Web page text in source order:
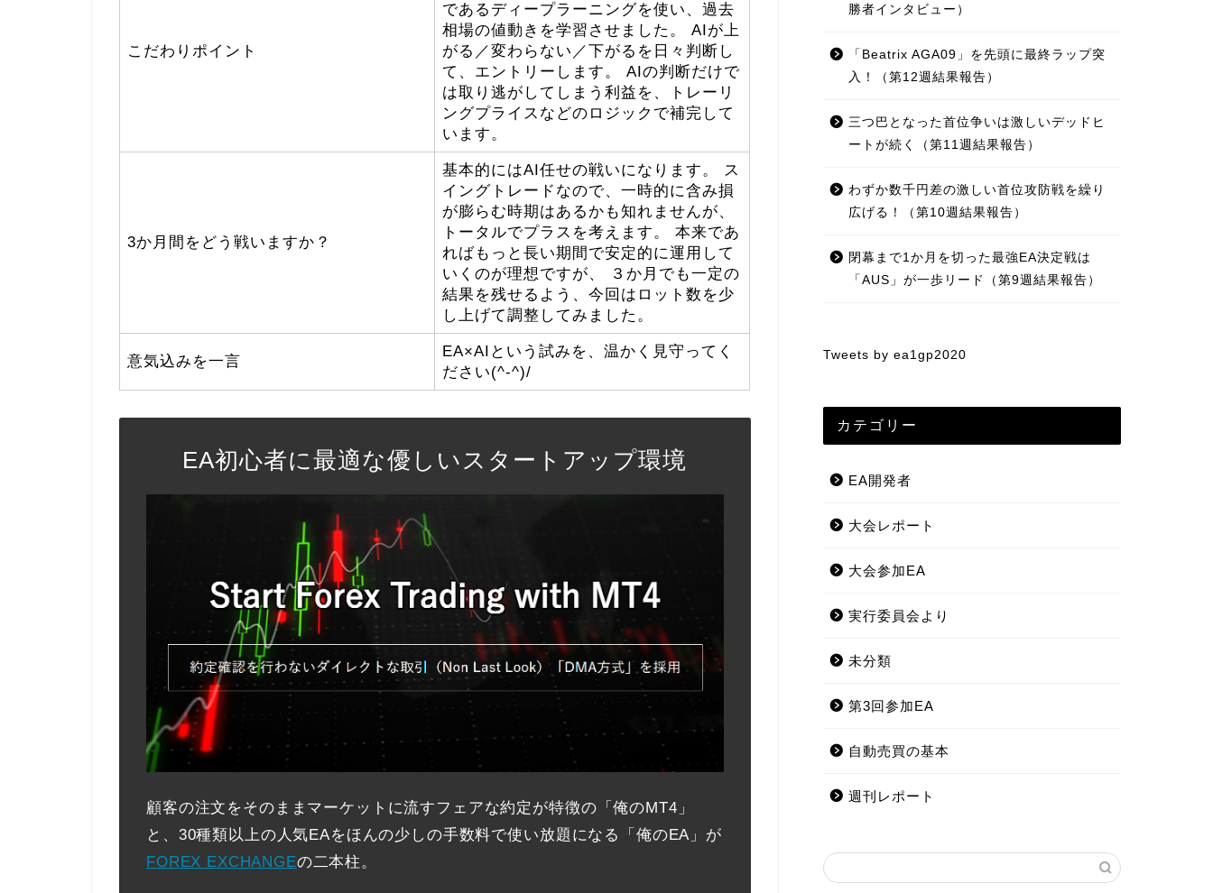
こだわりポイント
であるディープラーニングを使い、過去
相場の値動きを学習させました。 AIが上
がる／変わらない／下がるを日々判断し
て、エントリーします。 AIの判断だけで
は取り逃がしてしまう利益を、トレーリ
ングプライスなどのロジックで補完して
います。
3か月間をどう戦いますか？
基本的にはAI任せの戦いになります。 ス
イングトレードなので、一時的に含み損
が膨らむ時期はあるかも知れませんが、
トータルでプラスを考えます。 本来であ
ればもっと長い期間で安定的に運用して
いくのが理想ですが、 ３か月でも一定の
結果を残せるよう、今回はロット数を少
し上げて調整してみました。
意気込みを一言
EA×AIという試みを、温かく見守ってく
ださい(^-^)/
EA初心者に最適な優しいスタートアップ環境
顧客の注文をそのままマーケットに流すフェアな約定が特徴の「俺のMT4」
と、30種類以上の人気EAをほんの少しの手数料で使い放題になる「俺のEA」が
FOREX EXCHANGEの二本柱。
勝者インタビュー）
「Beatrix AGA09」を先頭に最終ラップ突
入！（第12週結果報告）
三つ巴となった首位争いは激しいデッドヒ
ートが続く（第11週結果報告）
わずか数千円差の激しい首位攻防戦を繰り
広げる！（第10週結果報告）
閉幕まで1か月を切った最強EA決定戦は
「AUS」が一歩リード（第9週結果報告）
Tweets by ea1gp2020
カテゴリー
EA開発者
大会レポート
大会参加EA
実行委員会より
未分類
第3回参加EA
自動売買の基本
週刊レポート